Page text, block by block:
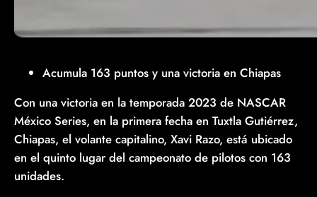
Acumula 163 puntos y una victoria en Chiapas
Con una victoria en la temporada 2023 de NASCAR
México Series, en la primera fecha en Tuxtla Gutiérrez,
Chiapas, el volante capitalino, Xavi Razo, está ubicado
en el quinto lugar del campeonato de pilotos con 163
unidades.